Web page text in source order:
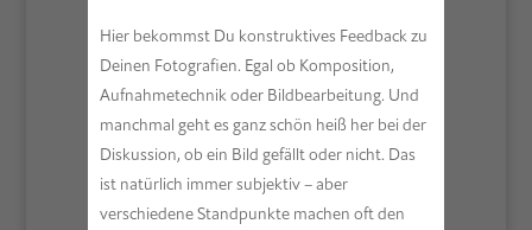
Hier bekommst Du konstruktives Feedback zu
Deinen Fotografien. Egal ob Komposition,
Aufnahmetechnik oder Bildbearbeitung. Und
manchmal geht es ganz schön heiß her bei der
Diskussion, ob ein Bild gefällt oder nicht. Das
ist natürlich immer subjektiv – aber
verschiedene Standpunkte machen oft den